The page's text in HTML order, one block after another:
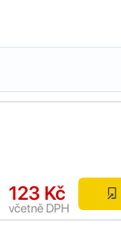
123 Kč
včetně DPH